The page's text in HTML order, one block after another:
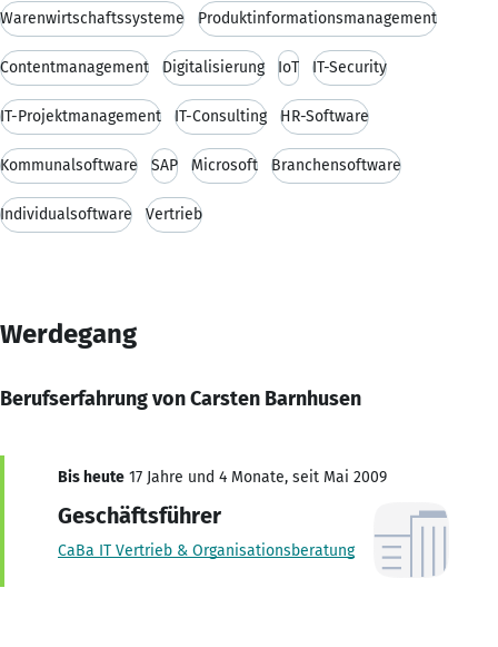
Warenwirtschaftssysteme Produktinformationsmanagement
Contentmanagement Digitalisierung IoT IT-Security
IT-Projektmanagement IT-Consulting HR-Software
Kommunalsoftware SAP Microsoft Branchensoftware
Individualsoftware Vertrieb
Werdegang
Berufserfahrung von Carsten Barnhusen
Bis heute 17 Jahre und 4 Monate, seit Mai 2009
Geschäftsführer
CaBa IT Vertrieb & Organisationsberatung